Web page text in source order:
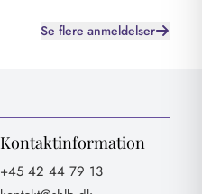
Se flere anmeldelser
Kontaktinformation
+45 42 44 79 13